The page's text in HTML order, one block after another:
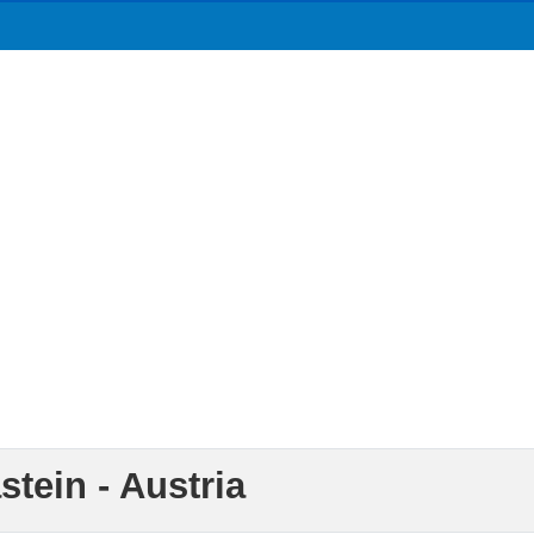
- Austria